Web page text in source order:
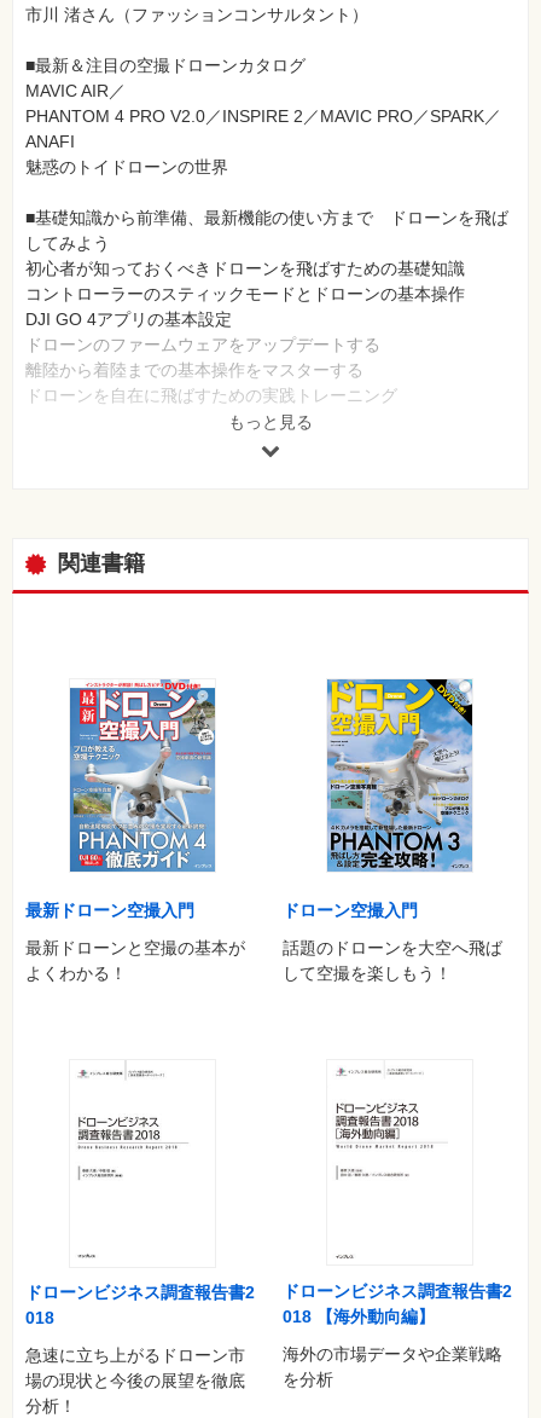
市川 渚さん（ファッションコンサルタント）
■最新＆注目の空撮ドローンカタログ
MAVIC AIR／
PHANTOM 4 PRO V2.0／INSPIRE 2／MAVIC PRO／SPARK／
ANAFI
魅惑のトイドローンの世界
■基礎知識から前準備、最新機能の使い方まで ドローンを飛ば
してみよう
初心者が知っておくべきドローンを飛ばすための基礎知識
コントローラーのスティックモードとドローンの基本操作
DJI GO 4アプリの基本設定
ドローンのファームウェアをアップデートする
離陸から着陸までの基本操作をマスターする
ドローンを自在に飛ばすための実践トレーニング
ドローンが自動で撮影するインテリジェント・フライト・モード
スタート地点に自動で戻るリターン・ドゥ・ホーム機能
う……ほか
■アプリの使いこなし方法と撮影テクニックを伝授 ドローンで
DJI GO 4アプリのカメラ設定を行う
スマートグラス「MOVERIO BT-300」をプロが実機レビュー
【コラム】ドローンユーザーが知っておくべき天候の常識
■シチュエーション別空撮テクニック
●視界をふさぐ障害物を入れて上昇し 広がる風景をドラマチック
に見せる
●真俯瞰のアングルのまま上昇し 狭いところから周辺に視野を広
げる
●低い位置を飛ばして疾走感を出し 上昇して雄大な遠景を魅力的
に
めのルールと飛行申請
飛行申請の方法について知っておこう
【コラム】ドローンパイロットが知っておくべき電波の常識……
■空撮ドローンQ&A
■ドローンを飛ばすためのチェックシート
■MAVIC AIRを飛ばすまでの12ステップ
ドローン練習場ガイド〈最新版〉
もっと見る
関連書籍
最新ドローン空撮入門
最新ドローンと空撮の基本が
よくわかる！
ドローン空撮入門
話題のドローンを大空へ飛ば
して空撮を楽しもう！
ドローンビジネス調査報告書2
018
急速に立ち上がるドローン市
場の現状と今後の展望を徹底
分析！
ドローンビジネス調査報告書2
018 【海外動向編】
海外の市場データや企業戦略
を分析